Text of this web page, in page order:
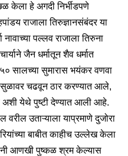
केला हे अगदी निर्भीडपणे
राजाला तिरुज्ञानसंबंदर या
पल्लव राजाला तिरुना
जैन धर्मातून शैव धर्मात
सालच्या सुमारास भयंकर वणवा
चढवून ठार करण्यात आले,
येथे पुष्टी देण्यात आली आहे.
वरील उताऱ्याला याप्रमाणे दुजोरा
बाबीत काहीच उल्लेख केला
आणखी पुष्कळ श्रम केल्यास